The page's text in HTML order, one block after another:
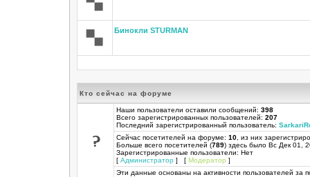
Бинокли STURMAN
Кто сейчас на форуме
Наши пользователи оставили сообщений: 398
Всего зарегистрированных пользователей: 207
Последний зарегистрированный пользователь:
Сейчас посетителей на форуме: 10 , из них
Больше всего посетителей (789) здесь было Вс Дек 01,
Зарегистрированные пользователи: Нет
[ Администратор ] [ Модератор ]
Эти данные основаны на активности пользователей за